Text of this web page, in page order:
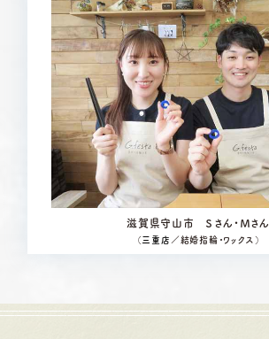
滋賀県守山市 Ｓさん・Ｍさん
（三重店 ／結婚指輪・ワックス）